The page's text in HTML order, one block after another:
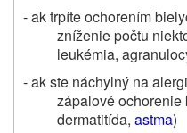
- ak trpíte ochorením
zníženie počtu
leukémia,
- ak ste náchylný na
zápalové
dermatitída, astma)